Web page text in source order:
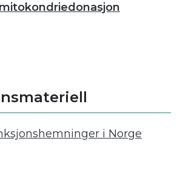
mitokondriedonasjon
i Norge